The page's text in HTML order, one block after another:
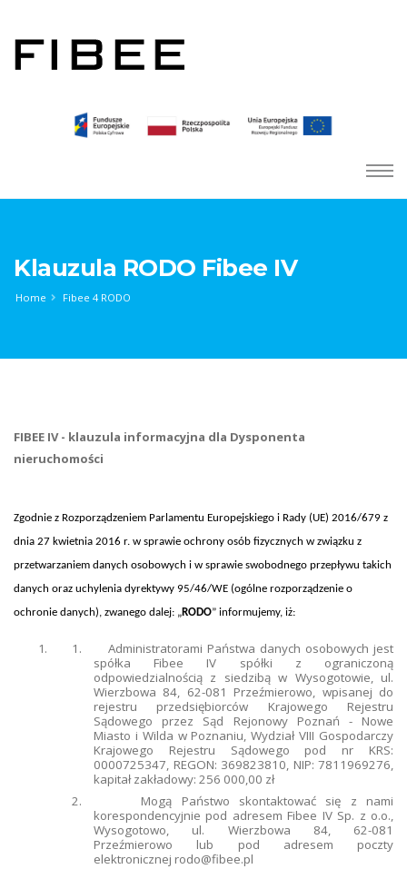
Klauzula RODO Fibee IV
Home Fibee 4 RODO
FIBEE IV - klauzula informacyjna dla Dysponenta
nieruchomości
Zgodnie z Rozporządzeniem Parlamentu Europejskiego i Rady (UE) 2016/679 z
dnia 27 kwietnia 2016 r. w sprawie ochrony osób fizycznych w związku z
przetwarzaniem danych osobowych i w sprawie swobodnego przepływu takich
danych oraz uchylenia dyrektywy 95/46/WE (ogólne rozporządzenie o
ochronie danych), zwanego dalej: „RODO” informujemy, iż:
1.
Administratorami Państwa danych osobowych jest
spółka Fibee IV spółki z ograniczoną
odpowiedzialnością z siedzibą w Wysogotowie, ul.
Wierzbowa 84, 62-081 Przeźmierowo, wpisanej do
rejestru przedsiębiorców Krajowego Rejestru
Sądowego przez Sąd Rejonowy Poznań - Nowe
Miasto i Wilda w Poznaniu, Wydział VIII Gospodarczy
Krajowego Rejestru Sądowego pod nr KRS:
0000725347, REGON: 369823810, NIP: 7811969276,
kapitał zakładowy: 256 000,00 zł
2.
Mogą Państwo skontaktować się z nami
korespondencyjnie pod adresem Fibee IV Sp. z o.o.,
Wysogotowo, ul. Wierzbowa 84, 62-081
Przeźmierowo lub pod adresem poczty
elektronicznej rodo@fibee.pl